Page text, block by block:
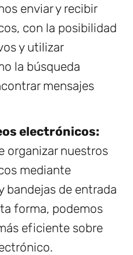
enviar y recibir
con la posibilidad
y utilizar
la búsqueda
mensajes
electrónicos:
organizar nuestros
mediante
bandejas de entrada
forma, podemos
eficiente sobre